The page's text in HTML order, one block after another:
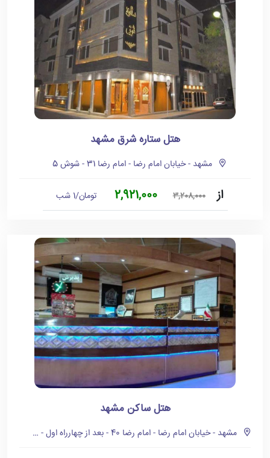
هتل ستاره شرق مشهد
مشهد - خیابان امام رضا - امام رضا 31 - شوش 5
از 3,208,000
2,921,000 تومان/1 شب
هتل ساکن مشهد
مشهد - خیابان امام رضا - امام رضا 40 - بعد از چهارراه اول - سمت چپ